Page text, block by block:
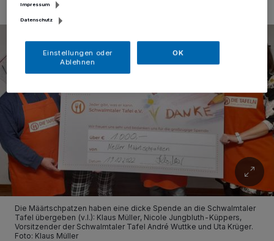
Die Määrtschpatzen haben eine dicke Spende an die Schwalmtaler
Tafel übergeben (v.l.): Klaus Müller, Nicole Jungbluth-Küppers,
Vorsitzender der Schwalmtaler Tafel André Wuttke und Uta Krüger.
Foto: Klaus Müller
Impressum
Datenschutz
Einstellungen oder
Ablehnen
OK